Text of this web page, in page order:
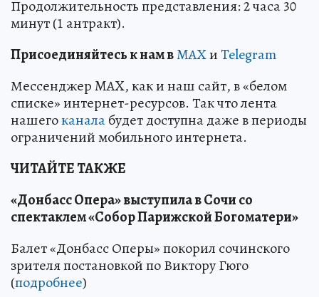
Продолжительность представления: 2 часа 30
минут (1 антракт).
Присоединяйтесь к нам вMAXиTelegram
Мессенджер MAX, как и наш сайт, в «белом
списке» интернет-ресурсов. Так что лента
нашегоканалабудет доступна даже в периоды
ограничений мобильного интернета.
ЧИТАЙТЕ ТАКЖЕ
«Донбасс Опера» выступила в Сочи со
спектаклем «Собор Парижской Богоматери»
Балет «Донбасс Оперы» покорил сочинского
зрителя постановкой по Виктору Гюго
(подробнее)